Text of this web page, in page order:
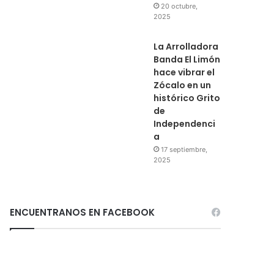
20 octubre,
2025
La Arrolladora
Banda El Limón
hace vibrar el
Zócalo en un
histórico Grito
de
Independenci
a
17 septiembre,
2025
ENCUENTRANOS EN FACEBOOK